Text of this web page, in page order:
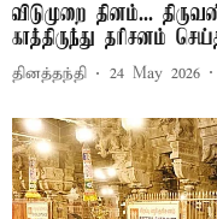
விடுமுறை தினம்...
காத்திருந்து தரிசனம்
தினத்தந்தி 24 May 2026